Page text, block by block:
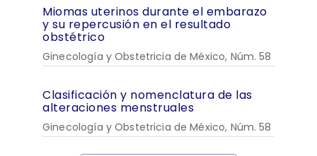
Miomas uterinos durante el embarazo
y su repercusión en el resultado
obstétrico
Ginecología y Obstetricia de México, Núm. 58
Clasificación y nomenclatura de las
alteraciones menstruales
Ginecología y Obstetricia de México, Núm. 58